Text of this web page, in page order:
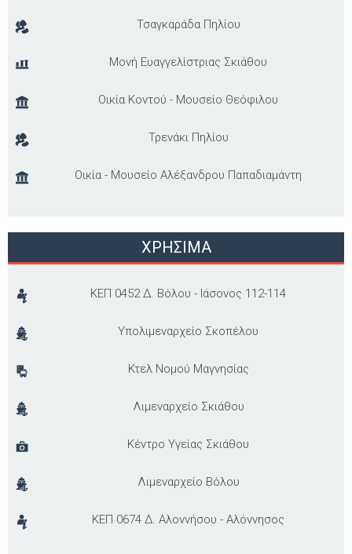
Τσαγκαράδα Πηλίου
Μονή Ευαγγελίστριας Σκιάθου
Οικία Κοντού - Μουσείο Θεόφιλου
Τρενάκι Πηλίου
Οικία - Μουσείο Αλέξανδρου Παπαδιαμάντη
ΧΡΗΣΙΜΑ
ΚΕΠ 0452 Δ. Βόλου - Ιάσονος 112-114
Υπολιμεναρχείο Σκοπέλου
Κτελ Νομού Μαγνησίας
Λιμεναρχείο Σκιάθου
Κέντρο Υγείας Σκιάθου
Λιμεναρχείο Βόλου
ΚΕΠ 0674 Δ. Αλοννήσου - Αλόννησος